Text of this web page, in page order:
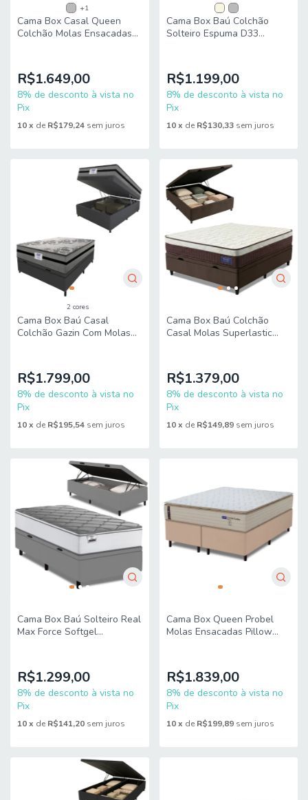
+1
Cama Box Casal Queen
Colchão Molas Ensacadas
Pessoa
R$1.649,00
8% de desconto à vista no
Pix
10x de R$179,24 sem juros
Cama Box Baú Colchão
Solteiro Espuma D33
Suporta até 120kg por
Pessoa
R$1.199,00
8% de desconto à vista no
Pix
10 x de R$130,33 sem juros
2 cores
Cama Box Baú Casal
Colchão Gazin Com Molas
R$1.799,00
8% de desconto à vista no
Pix
10x de R$195,54 sem juros
Cama Box Baú Colchão
Casal Molas Superlastic
R$1.379,00
8% de desconto à vista no
Pix
10 x de R$149,89 sem juros
Cama Box Baú Solteiro Real
Max Force Softgel
R$1.299,00
8% de desconto à vista no
Pix
10x de R$141,20 sem juros
Cama Box Queen Probel
Molas Ensacadas Pillow
Branco/Bege
R$1.839,00
8% de desconto à vista no
Pix
10 x de R$199,89 sem juros